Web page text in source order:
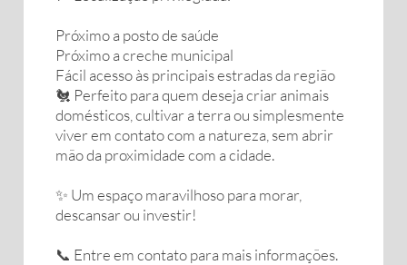
Próximo a posto de saúde
Próximo a creche municipal
Fácil acesso às principais estradas da região
🐔 Perfeito para quem deseja criar animais
domésticos, cultivar a terra ou simplesmente
viver em contato com a natureza, sem abrir
mão da proximidade com a cidade.
✨ Um espaço maravilhoso para morar,
descansar ou investir!
📞 Entre em contato para mais informações.